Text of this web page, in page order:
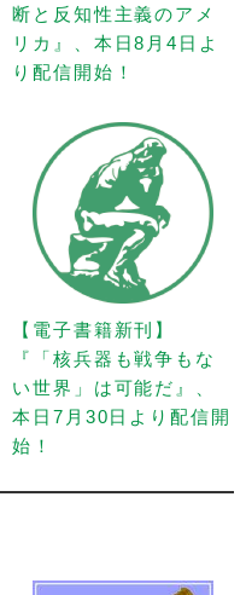
断と反知性主義のアメ
リカ』、本日8月4日よ
り配信開始！
【電子書籍新刊】
『「核兵器も戦争もな
い世界」は可能だ』、
本日7月30日より配信開
始！